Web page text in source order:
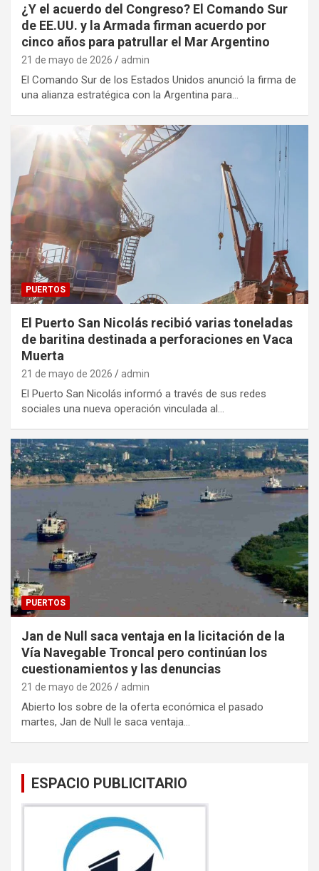
¿Y el acuerdo del Congreso? El Comando Sur
de EE.UU. y la Armada firman acuerdo por
cinco años para patrullar el Mar Argentino
21 de mayo de 2026 admin
El Comando Sur de los Estados Unidos anunció la firma de
una alianza estratégica con la Argentina para…
PUERTOS
El Puerto San Nicolás recibió varias toneladas
de baritina destinada a perforaciones en Vaca
Muerta
21 de mayo de 2026 admin
El Puerto San Nicolás informó a través de sus redes
sociales una nueva operación vinculada al…
PUERTOS
Jan de Null saca ventaja en la licitación de la
Vía Navegable Troncal pero continúan los
cuestionamientos y las denuncias
21 de mayo de 2026 admin
Abierto los sobre de la oferta económica el pasado
martes, Jan de Null le saca ventaja…
ESPACIO PUBLICITARIO